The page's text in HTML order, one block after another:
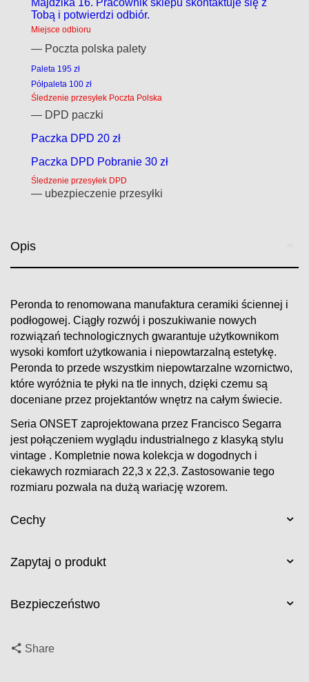
Majdzika 16. Pracownik sklepu skontaktuje się z
Tobą i potwierdzi odbiór.
Miejsce odbioru
— Poczta polska palety
Paleta 195 zł
Półpaleta 100 zł
Śledzenie przesyłek Poczta Polska
— DPD paczki
Paczka DPD 20 zł
Paczka DPD Pobranie 30 zł
Śledzenie przesyłek DPD
— ubezpieczenie przesyłki
Opis
Peronda to renomowana manufaktura ceramiki ściennej i
podłogowej. Ciągły rozwój i poszukiwanie nowych
rozwiązań technologicznych gwarantuje użytkownikom
wysoki komfort użytkowania i niepowtarzalną estetykę.
Peronda to przede wszystkim niepowtarzalne wzornictwo,
które wyróżnia te płyki na tle innych, dzięki czemu są
doceniane przez projektantów wnętrz na całym świecie.
Seria ONSET zaprojektowana przez Francisco Segarra
jest połączeniem wyglądu industrialnego z klasyką stylu
vintage . Kompletnie nowa kolekcja w dogodnych i
ciekawych rozmiarach 22,3 x 22,3. Zastosowanie tego
rozmiaru pozwala na dużą wariację wzorem.
Cechy
Zapytaj o produkt
Bezpieczeństwo
Share